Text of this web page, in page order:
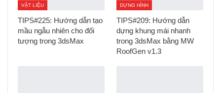
VẬT LIỆU
TIPS#225: Hướng dẫn tạo
mầu ngẫu nhiên cho đối
tượng trong 3dsMax
DỰNG HÌNH
TIPS#209: Hướng dẫn
dựng khung mái nhanh
trong 3dsMax bằng MW
RoofGen v1.3